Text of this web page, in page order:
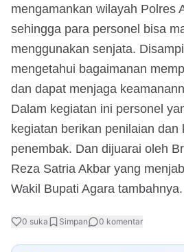
mengamankan wilayah Polres
sehingga para personel bisa
menggunakan senjata.
mengetahui bagaimanan
dan dapat menjaga
Dalam kegiatan ini personel
kegiatan berikan penilaian dan
penembak. Dan dijuarai oleh
Reza Satria Akbar yang
Wakil Bupati Agara tambahnya.
0 suka Simpan 0 komentar